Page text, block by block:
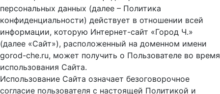
персональных данных (далее – Политика
конфиденциальности) действует в отношении всей
информации, которую Интернет-сайт «Город Ч.»
(далее «Сайт»), расположенный на доменном имени
gorod-che.ru, может получить о Пользователе во время
использования Cайта.
Использование Сайта означает безоговорочное
согласие пользователя с настоящей Политикой и